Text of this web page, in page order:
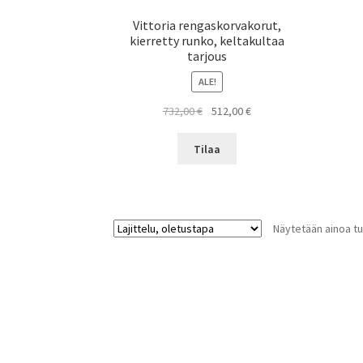
Vittoria rengaskorvakorut,
kierretty runko, keltakultaa
tarjous
ALE!
732,00€
Alkuperäinen
oli:
512,00€Nykyinen
Tilaa
Näytetään ainoa